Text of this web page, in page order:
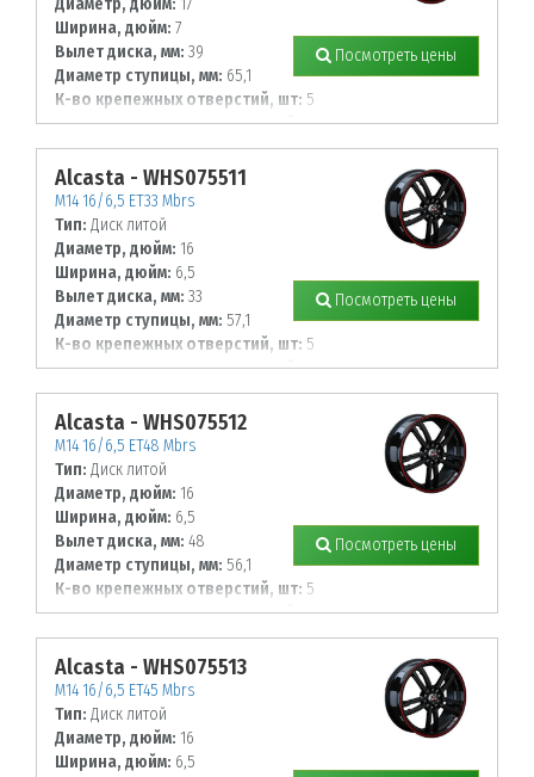
Ширина, дюйм: 7
Вылет диска, мм: 39
Диаметр ступицы, мм: 65,1
К-во крепежных отверстий, шт: 5
Диаметр располож. отверстий, мм:
110
Посмотреть цены
Alcasta - WHS075511
M14 16/6,5 ET33 Mbrs
Тип: Диск литой
Диаметр, дюйм: 16
Ширина, дюйм: 6,5
Вылет диска, мм: 33
Диаметр ступицы, мм: 57,1
К-во крепежных отверстий, шт: 5
Диаметр располож. отверстий, мм:
112
Посмотреть цены
Alcasta - WHS075512
M14 16/6,5 ET48 Mbrs
Тип: Диск литой
Диаметр, дюйм: 16
Ширина, дюйм: 6,5
Вылет диска, мм: 48
Диаметр ступицы, мм: 56,1
К-во крепежных отверстий, шт: 5
Диаметр располож. отверстий, мм:
100
Посмотреть цены
Alcasta - WHS075513
M14 16/6,5 ET45 Mbrs
Тип: Диск литой
Диаметр, дюйм: 16
Ширина, дюйм: 6,5